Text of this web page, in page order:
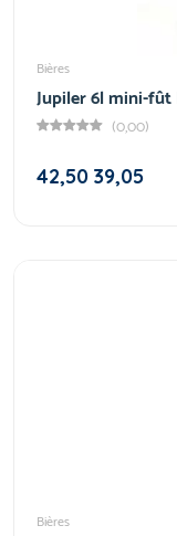
Bières
Jupiler 6l mini-
(0,00)
42,50 39,05
Bières